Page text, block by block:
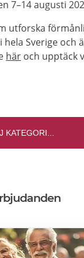
7–14 augusti
utforska
hela Sverige och
här och upptäck